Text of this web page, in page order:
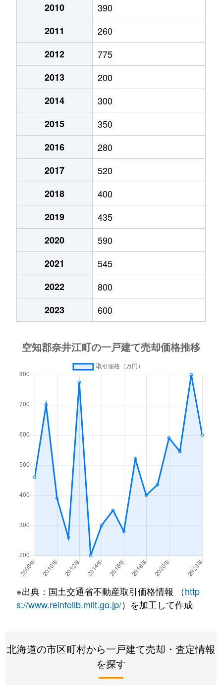
2010
390
2011
260
2012
775
2013
200
2014
300
2015
350
2016
280
2017
520
2018
400
2019
435
2020
590
2021
545
2022
800
2023
600
※出典：国土交通省不動産取引価格情報 （http
s://www.reinfolib.mlit.go.jp/）を加工して作成
北海道の市区町村から一戸建て売却・査定情報
を探す